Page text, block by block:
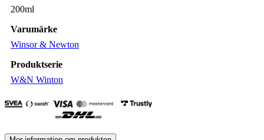
200ml
Varumärke
Winsor & Newton
Produktserie
W&N Winton